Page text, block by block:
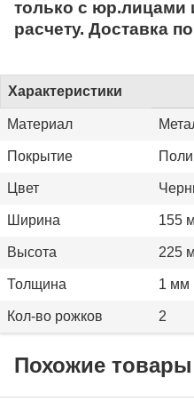
только с юр.лицами
расчету. Доставка
Характеристики
Материал
Покрытие
Цвет
Ширина 155
Высота 225
Толщина 1 мм
Кол-во рожков 2
Похожие товары